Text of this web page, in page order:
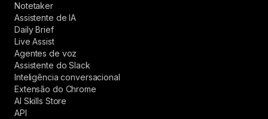
Notetaker
Assistente de IA
Daily Brief
Live Assist
Agentes de voz
Assistente do Slack
Inteligência conversacional
Extensão do Chrome
AI Skills Store
API